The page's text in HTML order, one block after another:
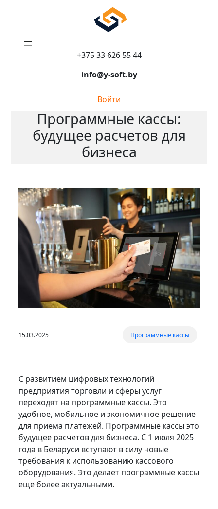
+375 33 626 55 44
info@y-soft.by
Войти
Программные кассы:
будущее расчетов для
бизнеса
15.03.2025 Программные кассы
С развитием цифровых технологий
предприятия торговли и сферы услуг
переходят на программные кассы. Это
удобное, мобильное и экономичное решение
для приема платежей. Программные кассы это
будущее расчетов для бизнеса. С 1 июля 2025
года в Беларуси вступают в силу новые
требования к использованию кассового
оборудования. Это делает программные кассы
еще более актуальными.